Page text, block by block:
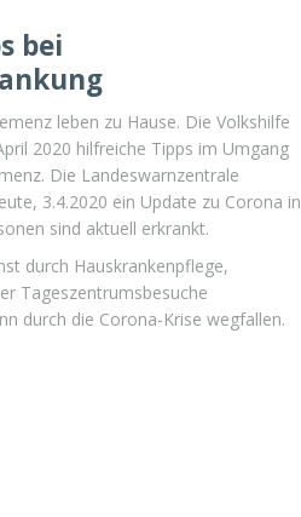
bei
leben zu Hause. Die Volkshilfe
2020 hilfreiche Tipps im Umgang
Die Landeswarnzentrale
3.4.2020 ein Update zu Corona in
sind aktuell erkrankt.
durch Hauskrankenpflege,
Tageszentrumsbesuche
durch die Corona-Krise wegfallen.